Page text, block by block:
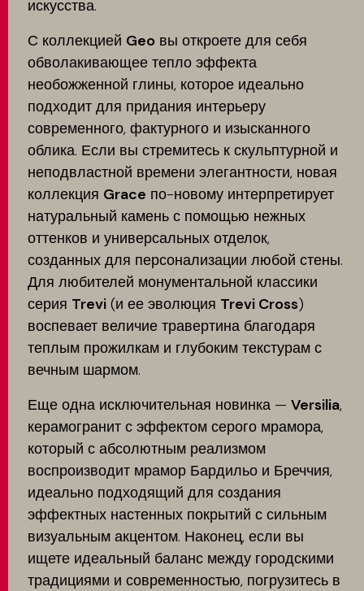
искусства.
С коллекцией Geo вы откроете для себя
обволакивающее тепло эффекта
необожженной глины, которое идеально
подходит для придания интерьеру
современного, фактурного и изысканного
облика. Если вы стремитесь к скульптурной и
неподвластной времени элегантности, новая
коллекция Grace по-новому интерпретирует
натуральный камень с помощью нежных
оттенков и универсальных отделок,
созданных для персонализации любой стены.
Для любителей монументальной классики
серия Trevi (и ее эволюция Trevi Cross)
воспевает величие травертина благодаря
теплым прожилкам и глубоким текстурам с
вечным шармом.
Еще одна исключительная новинка — Versilia,
керамогранит с эффектом серого мрамора,
который с абсолютным реализмом
воспроизводит мрамор Бардильо и Бреччия,
идеально подходящий для создания
эффектных настенных покрытий с сильным
визуальным акцентом. Наконец, если вы
ищете идеальный баланс между городскими
традициями и современностью, погрузитесь в